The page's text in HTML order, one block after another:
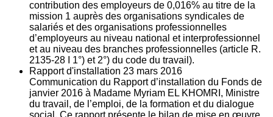
contribution des employeurs de 0,016% au titre de la
mission 1 auprès des organisations syndicales de
salariés et des organisations professionnelles
d’employeurs au niveau national et interprofessionnel
et au niveau des branches professionnelles (article R.
2135‐28 I 1°) et 2°) du code du travail).
Rapport d'installation 23 mars 2016
Communication du Rapport d’installation du Fonds de
janvier 2016 à Madame Myriam EL KHOMRI, Ministre
du travail, de l’emploi, de la formation et du dialogue